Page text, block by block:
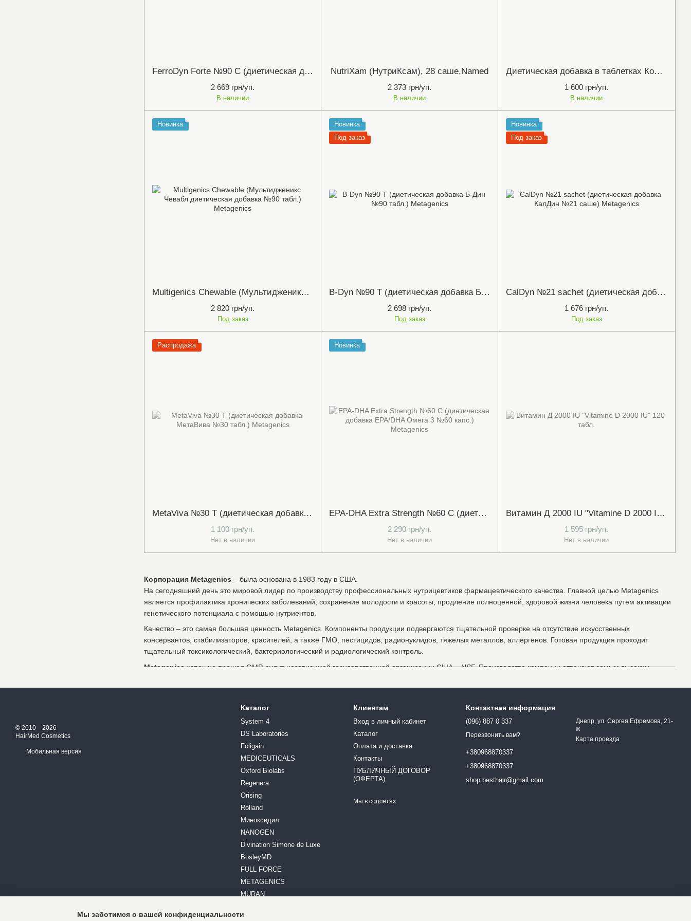
Корпорация Metagenics – была основана в 1983 году в США.
На сегодняшний день это мировой лидер по производству профессиональных нутрицевтиков фармацевтического качества. Главной целью Metagenics
является профилактика хронических заболеваний, сохранение молодости и красоты, продление полноценной, здоровой жизни человека путем активации
генетического потенциала с помощью нутриентов.
Качество – это самая большая ценность Metagenics. Компоненты продукции подвергаются тщательной проверке на отсутствие искусственных
консервантов, стабилизаторов, красителей, а также ГМО, пестицидов, радионуклидов, тяжелых металлов, аллергенов. Готовая продукция проходит
тщательный токсикологический, бактериологический и радиологический контроль.
Metagenicsуспешно прошел GMP-аудит независимой государственной организации США – NSF. Производства компании отвечают самым высоким
FerroDyn Forte №90 С (диетическая добавка ФерроДин Форте 90 капс.) Metagenics
2 669 грн/уп.
В наличии
NutriXam (НутриКсам), 28 саше,Named
2 373 грн/уп.
В наличии
Диетическая добавка в таблетках Коладженикс 60шт, Metagenics Collagenics 60 шт.
1 600 грн/уп.
В наличии
Новинка
Multigenics Chewable (Мультидженикс Чевабл диетическая добавка №90 табл.) Metagenics
2 820 грн/уп.
Под заказ
Новинка
Под заказ
B-Dyn №90 Т (диетическая добавка Б-Дин №90 табл.) Metagenics
2 698 грн/уп.
Под заказ
Новинка
Под заказ
CalDyn №21 sachet (диетическая добавка КалДин №21 саше) Metagenics
1 676 грн/уп.
Под заказ
Распродажа
MetaViva №30 T (диетическая добавка МетаВива №30 табл.) Metagenics
1 100 грн/уп.
Нет в наличии
Новинка
EPA-DHA Extra Strength №60 С (диетическая добавка EPA/DHA Омега 3 №60 капс.) Metagenics
2 290 грн/уп.
Нет в наличии
Витамин Д 2000 IU "Vitamine D 2000 IU" 120 табл.
1 595 грн/уп.
Нет в наличии
© 2010—2026
HairMed Cosmetics
Мобильная версия
Каталог
System 4
DS Laboratories
Foligain
MEDICEUTICALS
Oxford Biolabs
Regenera
Orising
Rolland
Миноксидил
NANOGEN
Divination Simone de Luxe
BosleyMD
FULL FORCE
METAGENICS
MURAN
Davines
Клиентам
Вход в личный кабинет
Каталог
Оплата и доставка
Контакты
ПУБЛИЧНЫЙ ДОГОВОР
(ОФЕРТА)
Мы в соцсетях
Контактная информация
(096) 887 0 337
Перезвонить вам?
+380968870337
+380968870337
shop.besthair@gmail.com
Днепр, ул. Сергея Ефремова, 21-
ж
Карта проезда
Мы заботимся о вашей конфиденциальности